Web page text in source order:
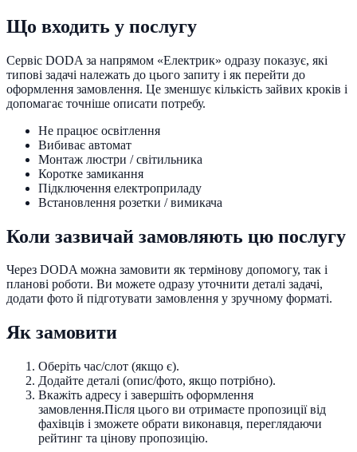
Що входить у послугу
Сервіс DODA за напрямом «Електрик» одразу показує, які
типові задачі належать до цього запиту і як перейти до
оформлення замовлення. Це зменшує кількість зайвих кроків і
допомагає точніше описати потребу.
Не працює освітлення
Вибиває автомат
Монтаж люстри / світильника
Коротке замикання
Підключення електроприладу
Встановлення розетки / вимикача
Коли зазвичай замовляють цю послугу
Через DODA можна замовити як термінову допомогу, так і
планові роботи. Ви можете одразу уточнити деталі задачі,
додати фото й підготувати замовлення у зручному форматі.
Як замовити
Оберіть час/слот (якщо є).
Додайте деталі (опис/фото, якщо потрібно).
Вкажіть адресу і завершіть оформлення
замовлення.Після цього ви отримаєте пропозиції від
фахівців і зможете обрати виконавця, переглядаючи
рейтинг та цінову пропозицію.